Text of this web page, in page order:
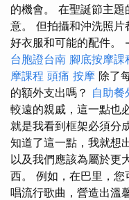
的機會。 在聖誕節主
意。 但拍攝和沖洗照
好衣服和可能的配件。
台胞證台南 腳底按摩課
摩課程 頭痛 按摩 除了
的額外支出嗎？ 自助餐
較遠的親戚，這一點也
就是我看到框架必須分
知道了這一點，我就想
以及我們應該為屬於更
西。 例如，在巴里，
唱流行歌曲，營造出溫